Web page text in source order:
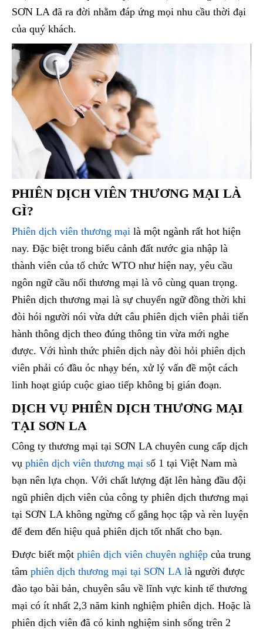
SƠN LA đã ra đời nhằm đáp ứng mọi nhu cầu thời đại
của quý khách.
PHIÊN DỊCH VIÊN THƯƠNG MẠI LÀ
GÌ?
Phiên dịch viên thương mại là một ngành rất hot hiện
nay. Đặc biệt trong biểu cảnh đất nước gia nhập là
thành viên của tổ chức WTO như hiện nay, yêu cầu
ngôn ngữ cầu nối thương mại là vô cùng quan trọng.
Phiên dịch thương mại là sự chuyển ngữ đồng thời khi
đòi hói người nói vừa dứt câu phiên dịch viên phải tiến
hành thông dịch theo đúng thông tin vừa mới nghe
được. Với hình thức phiên dịch này đòi hỏi phiên dịch
viên phải có đầu óc nhạy bén, xử lý vấn đề một cách
linh hoạt giúp cuộc giao tiếp không bị gián đoạn.
DỊCH VỤ PHIÊN DỊCH THƯƠNG MẠI
TẠI SƠN LA
Công ty thương mại tại SƠN LA chuyên cung cấp dịch
vụ phiên dịch viên thương mại số 1 tại Việt Nam mà
bạn nên lựa chọn. Với chất lượng đặt lên hàng đầu đội
ngũ phiên dịch viên của công ty phiên dịch thương mại
tại SƠN LA không ngừng cố gắng học tập và rèn luyện
để đem đến hiệu quả phiên dịch tốt nhất cho bạn.
Được biết một phiên dịch viên chuyên nghiệp của trung
tâm phiên dịch thương mại tại SƠN LA là người được
đào tạo bài bản, chuyên sâu về lĩnh vực kinh tế thương
mại có ít nhất 2,3 năm kinh nghiệm phiên dịch. Hoặc là
phiên dịch viên đã có kinh nghiệm sinh sống trên 2